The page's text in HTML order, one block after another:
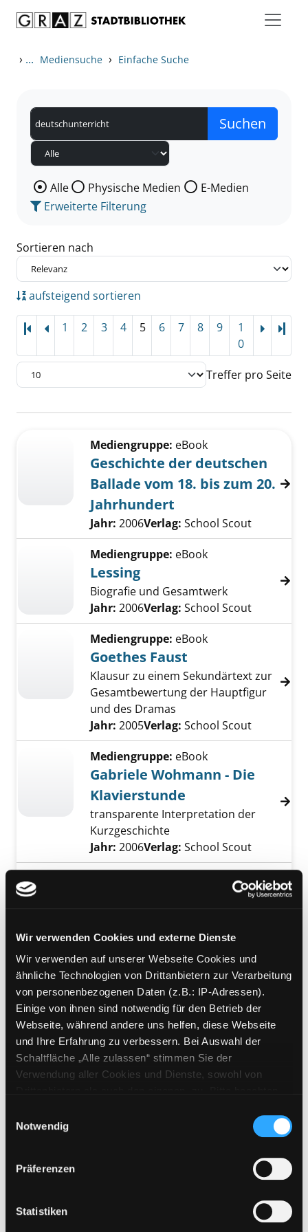
Wir verwenden Cookies und externe Dienste
Wir verwenden auf unserer Webseite Cookies und
ähnliche Technologien von Drittanbietern zur Verarbeitung
von personenbezogenen Daten (z.B.: IP-Adressen).
Einige von ihnen sind notwendig für den Betrieb der
Webseite, während andere uns helfen, diese Webseite
und Ihre Erfahrung zu verbessern. Bei Auswahl der
Schaltfläche „Alle zulassen“ stimmen Sie der
Verwendung aller Cookies und Dienste, sowohl von
Cookies von Drittanbietern, eine Verarbeitung in
unsicheren Drittländern (Länder außerhalb des EWR
ohne adäquates Datenschutzniveau) stattfinden kann. In
diesem Zusammenhang können aktuell Risiken für
Eine Verarbeitung durch solche Cookies oder Dienste
erfolgt nur, wenn Sie die jeweilige Einwilligung erteilen
Notwendig
Präferenzen
Statistiken
› ... Mediensuche › Einfache Suche
Wählen Sie die Medienart nach der Sie suchen wollen.
Alle Physische Medien
E-Medien
Erweiterte Filterung
Sortieren nach
aufsteigend sortieren
1 2 3 4 5 6 7 8 9
1
0
Treffer pro Seite
Zu den Suchfiltern springen
Mediengruppe: eBook
Geschichte der deutschen
Ballade vom 18. bis zum 20.
Jahrhundert
Suche nach diesem Verfasser
Jahr: 2006Verlag: School Scout
Mediengruppe: eBook
Lessing
Biografie und Gesamtwerk
Suche nach diesem Verfasser
Jahr: 2006Verlag: School Scout
Mediengruppe: eBook
Goethes Faust
Klausur zu einem Sekundärtext zur
Gesamtbewertung der Hauptfigur
und des Dramas
Suche nach diesem Verfasser
Jahr: 2005Verlag: School Scout
Mediengruppe: eBook
Gabriele Wohmann - Die
Klavierstunde
transparente Interpretation der
Kurzgeschichte
Suche nach diesem Verfasser
Jahr: 2006Verlag: School Scout
Benjamin Lebert - Crazy
Suche nach diesem Verfasser
Jahr: 2001 Verlag: School Scout
Mediengruppe:eBook
Zwei Bilder für eine
Bildbeschreibung
Suche nach diesem Verfasser
Jahr:2001 Verlag:School Scout
Mediengruppe: eBook
Zeitungsredakteure bei der
Deutsch/Grammatik/Adverbiale
"Wörter und Unwörter des